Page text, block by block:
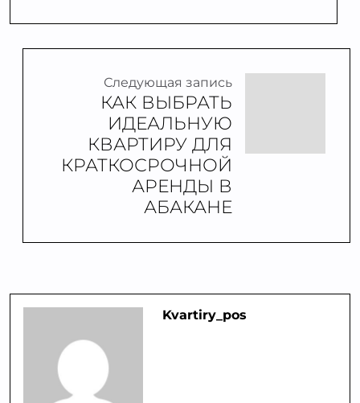
Следующая запись
КАК ВЫБРАТЬ
ИДЕАЛЬНУЮ
КВАРТИРУ ДЛЯ
КРАТКОСРОЧНОЙ
АРЕНДЫ В
АБАКАНЕ
Kvartiry_pos